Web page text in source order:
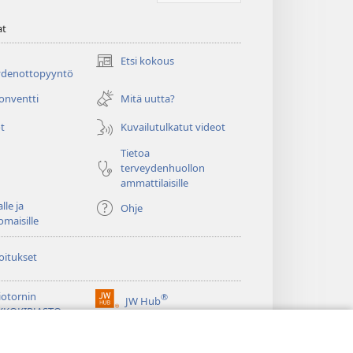
Etsi kokous
(avaa
ikkunan)Mitä uutta?
Kuvailutulkatut videot
Tietoa
terveydenhuollon
ammattilaisille
ja
Ohje
JW Hub®
(avaa